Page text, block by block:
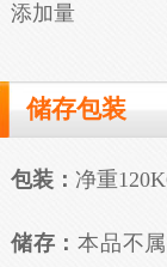
添加量
储存包装
包装： 净重
储存：本品不